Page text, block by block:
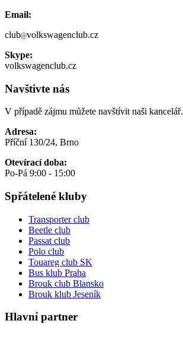
Email:
club volkswagenclub.cz
Skype:
volkswagenclub.cz
Navštivte nás
V případě zájmu můžete navštívit naši kancelář.
Adresa:
Příční 130/24, Brno
Otevírací doba:
Po-Pá 9:00 - 15:00
Spřátelené kluby
Transporter club
Beetle club
Passat club
Polo club
Touareg club SK
Bus klub Praha
Brouk club Blansko
Brouk klub Jeseník
Hlavní partner